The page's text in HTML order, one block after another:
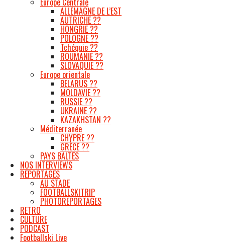
ALLEMAGNE DE L’EST
AUTRICHE ??
HONGRIE ??
POLOGNE ??
Tchéquie ??
ROUMANIE ??
SLOVAQUIE ??
Europe orientale
BELARUS ??
MOLDAVIE ??
RUSSIE ??
UKRAINE ??
KAZAKHSTAN ??
Méditerranée
CHYPRE ??
GRÈCE ??
PAYS BALTES
NOS INTERVIEWS
REPORTAGES
AU STADE
FOOTBALLSKITRIP
PHOTOREPORTAGES
RETRO
CULTURE
PODCAST
Footballski Live